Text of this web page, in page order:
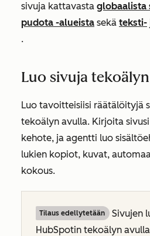
sivuja kattavasta globaalista
pudota -alueista sekä teksti-
.
Luo sivuja
Luo tavoitteisiisi räätälöityjä
tekoälyn avulla. Kirjoita
kehote, ja agentti luo
lukien kopiot, kuvat,
kokous.
Tilaus edellytetään
Sivujen
HubSpotin tekoälyn